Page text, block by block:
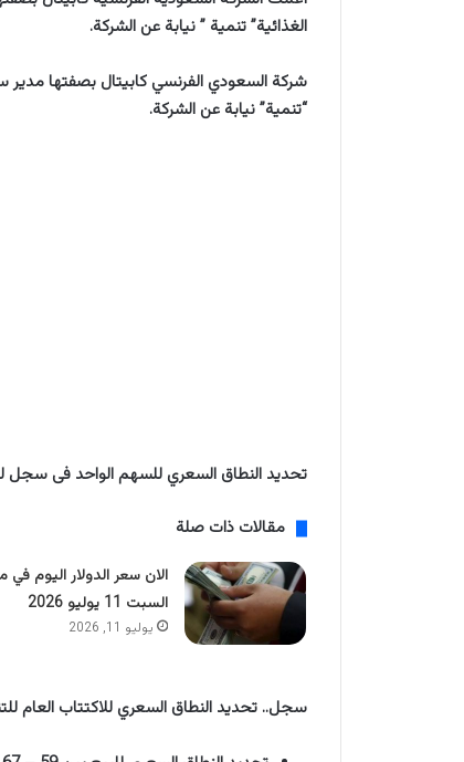
الغذائية” تنمية ” نيابة عن الشركة.
شركة السعودي الفرنسي كابيتال بصفتها مدير
“تنمية” نيابة عن الشركة.
تحديد النطاق السعري للسهم الواحد فى سجل
مقالات ذات صلة
الان سعر الدولار اليوم في
السبت 11 يوليو 2026
يوليو 11, 2026
سجل.. تحديد النطاق السعري للاكتتاب العام